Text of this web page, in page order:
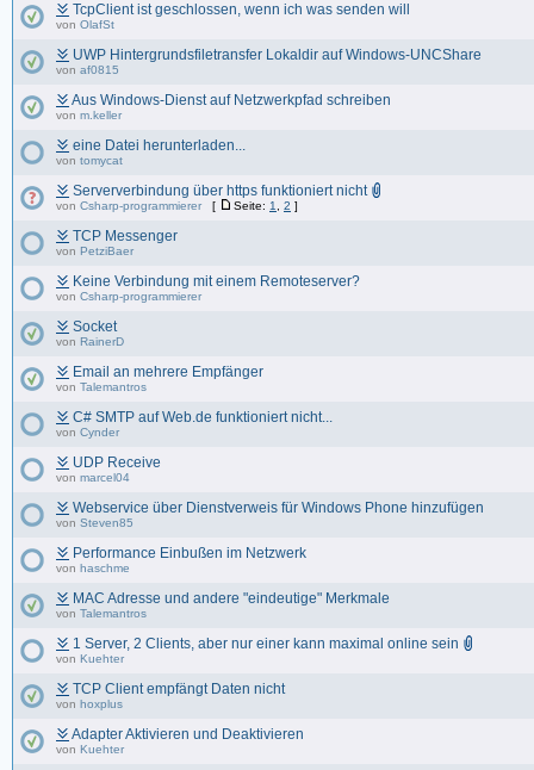
TcpClient ist geschlossen, wenn ich was senden will
von OlafSt
UWP Hintergrundsfiletransfer Lokaldir auf Windows-UNCShare
von af0815
Aus Windows-Dienst auf Netzwerkpfad schreiben
von m.keller
eine Datei herunterladen...
von tomycat
Serververbindung über https funktioniert nicht
von Csharp-programmierer [ Seite: 1 2 ]
TCP Messenger
von PetziBaer
Keine Verbindung mit einem Remoteserver?
von Csharp-programmierer
Socket
von RainerD
Email an mehrere Empfänger
von Talemantros
C# SMTP auf Web.de funktioniert nicht...
von Cynder
UDP Receive
von marcel04
Webservice über Dienstverweis für Windows Phone hinzufügen
von Steven85
Performance Einbußen im Netzwerk
von haschme
MAC Adresse und andere "eindeutige" Merkmale
von Talemantros
1 Server, 2 Clients, aber nur einer kann maximal online sein
von Kuehter
TCP Client empfängt Daten nicht
von hoxplus
Adapter Aktivieren und Deaktivieren
von Kuehter